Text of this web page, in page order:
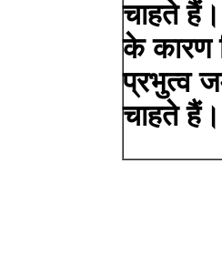
चाहते
के कारण
प्रभुत्व
चाहते हैं।